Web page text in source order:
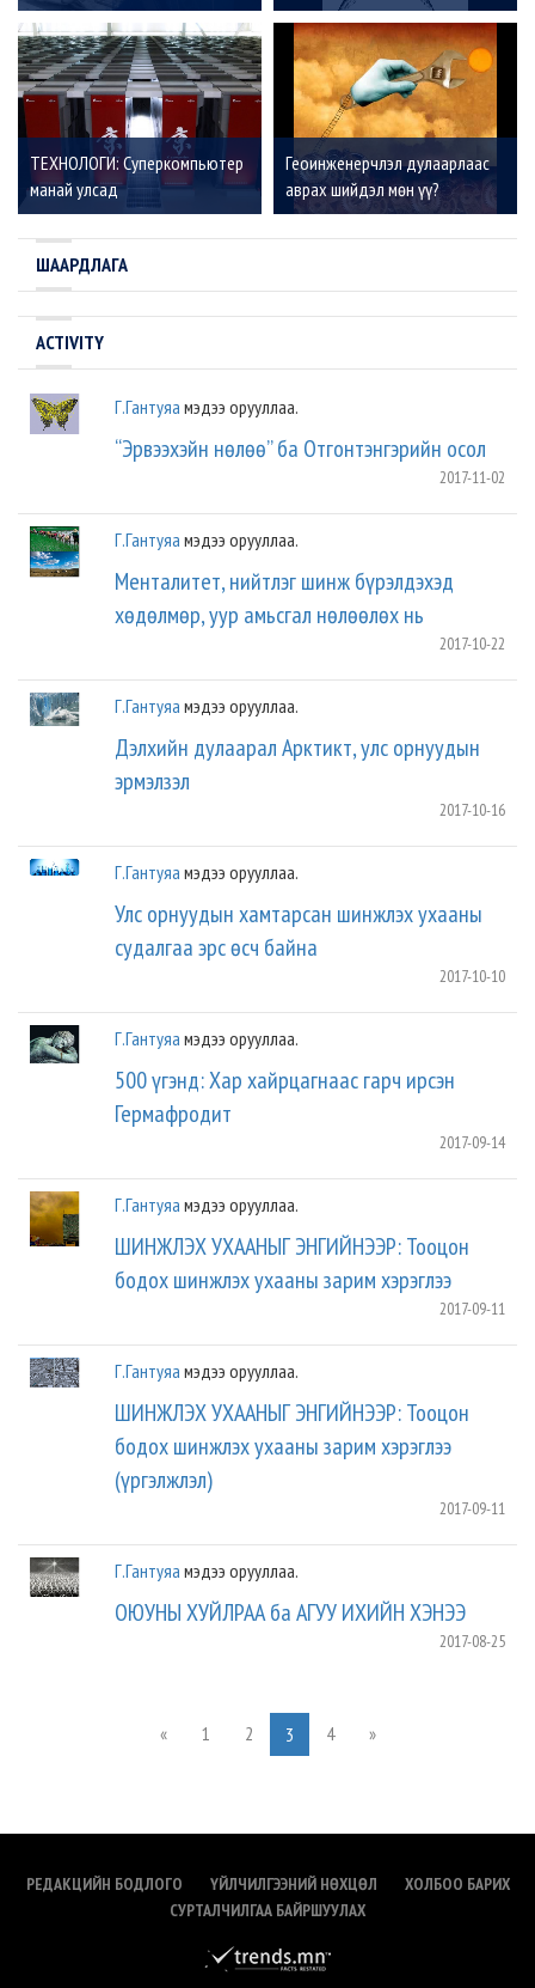
ТЕХНОЛОГИ: Суперкомпьютер
манай улсад
Геоинженерчлэл дулаарлаас
аврах шийдэл мөн үү?
ШААРДЛАГА
ACTIVITY
Г.Гантуяа мэдээ орууллаа.
“Эрвээхэйн нөлөө” ба Отгонтэнгэрийн осол
2017-11-02
Г.Гантуяа мэдээ орууллаа.
Менталитет, нийтлэг шинж бүрэлдэхэд
хөдөлмөр, уур амьсгал нөлөөлөх нь
2017-10-22
Г.Гантуяа мэдээ орууллаа.
Дэлхийн дулаарал Арктикт, улс орнуудын
эрмэлзэл
2017-10-16
Г.Гантуяа мэдээ орууллаа.
Улс орнуудын хамтарсан шинжлэх ухааны
судалгаа эрс өсч байна
2017-10-10
Г.Гантуяа мэдээ орууллаа.
500 үгэнд: Хар хайрцагнаас гарч ирсэн
Гермафродит
2017-09-14
Г.Гантуяа мэдээ орууллаа.
ШИНЖЛЭХ УХААНЫГ ЭНГИЙНЭЭР: Тооцон
бодох шинжлэх ухааны зарим хэрэглээ
2017-09-11
Г.Гантуяа мэдээ орууллаа.
ШИНЖЛЭХ УХААНЫГ ЭНГИЙНЭЭР: Тооцон
бодох шинжлэх ухааны зарим хэрэглээ
(үргэлжлэл)
2017-09-11
Г.Гантуяа мэдээ орууллаа.
ОЮУНЫ ХУЙЛРАА ба АГУУ ИХИЙН ХЭНЭЭ
2017-08-25
« 1 2 3 4 »
РЕДАКЦИЙН БОДЛОГО ҮЙЛЧИЛГЭЭНИЙ НӨХЦӨЛ
ХОЛБОО БАРИХ
СУРТАЛЧИЛГАА БАЙРШУУЛАХ